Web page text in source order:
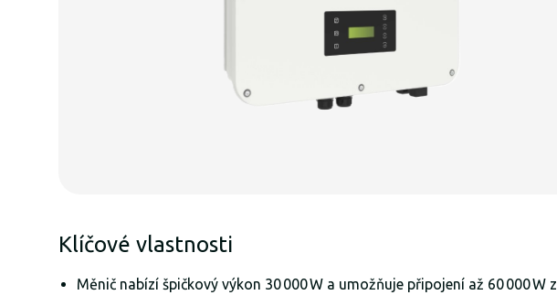
Klíčové vlastnosti
Měnič nabízí špičkový výkon 30 000 W a umožňuje připojení až 60 000 W z